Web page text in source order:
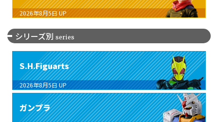
2026年8月5日 UP
シリーズ別 series
S.H.Figuarts
2026年8月5日 UP
ガンプラ